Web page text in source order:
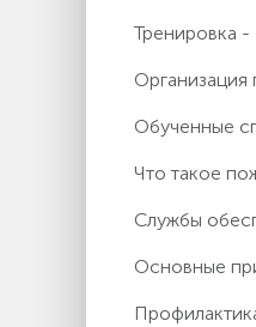
Тренировка
Обученные
Что такое
Службы
Основные